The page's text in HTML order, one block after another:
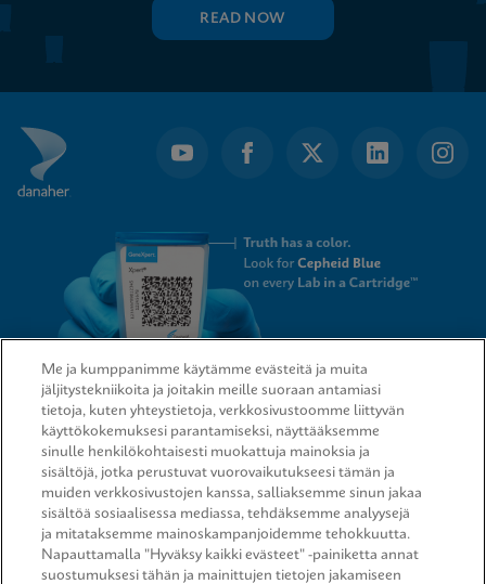
READ NOW
QUICK LINKS
LEGAL
Me ja kumppanimme käytämme evästeitä ja muita
jäljitystekniikoita ja joitakin meille suoraan antamiasi
tietoja, kuten yhteystietoja, verkkosivustoomme liittyvän
käyttökokemuksesi parantamiseksi, näyttääksemme
sinulle henkilökohtaisesti muokattuja mainoksia ja
sisältöjä, jotka perustuvat vuorovaikutukseesi tämän ja
muiden verkkosivustojen kanssa, salliaksemme sinun jakaa
sisältöä sosiaalisessa mediassa, tehdäksemme analyysejä
ja mitataksemme mainoskampanjoidemme tehokkuutta.
Napauttamalla "Hyväksy kaikki evästeet" -painiketta annat
suostumuksesi tähän ja mainittujen tietojen jakamiseen